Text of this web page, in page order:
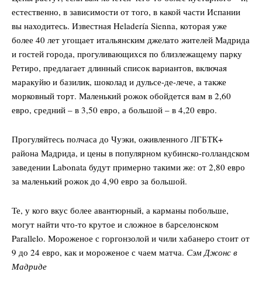
Company
О нас
Планы подписки
Мой аккаунт
естественно, в зависимости от того, в какой части Испании
вы находитесь. Известная Heladería Sienna, которая уже
более 40 лет угощает итальянским джелато жителей Мадрида
и гостей города, прогуливающихся по близлежащему парку
Ретиро, предлагает длинный список вариантов, включая
маракуйю и базилик, шоколад и дульсе-де-лече, а также
морковный торт. Маленький рожок обойдется вам в 2,60
евро, средний – в 3,50 евро, а большой – в 4,20 евро.
Прогуляйтесь полчаса до Чуэки, оживленного ЛГБТК+
района Мадрида, и цены в популярном кубинско-голландском
заведении Labonata будут примерно такими же: от 2,80 евро
за маленький рожок до 4,90 евро за большой.
Те, у кого вкус более авантюрный, а карманы побольше,
могут найти что-то крутое и сложное в барселонском
Parallelo. Мороженое с горгонзолой и чили хабанеро стоит от
9 до 24 евро, как и мороженое с чаем матча. Сэм Джонс в
Мадриде